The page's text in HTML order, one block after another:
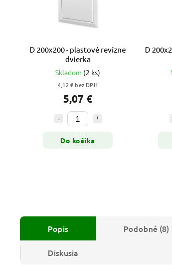
D 200x200 - plastové revízne
dvierka
Skladom (2 ks)
4,12 € bez DPH
5,07 €
Do košíka
D
Popis Podobné (8)
Diskusia